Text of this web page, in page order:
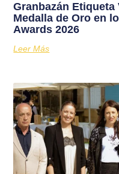
Granbazán
Medalla de Oro en
Awards 2026
Leer Más